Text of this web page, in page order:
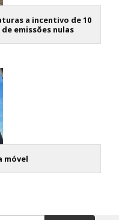
a incentivo de 10
emissões nulas
móvel